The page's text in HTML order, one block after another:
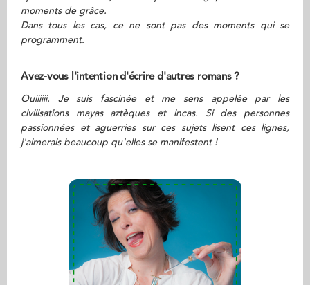
moments de grâce.
Dans tous les cas, ce ne sont pas des moments qui se
programment.
Avez-vous l'intention d'écrire d'autres romans ?
Ouiiiiii. Je suis fascinée et me sens appelée par les
civilisations mayas aztèques et incas. Si des personnes
passionnées et aguerries sur ces sujets lisent ces lignes,
j'aimerais beaucoup qu'elles se manifestent !